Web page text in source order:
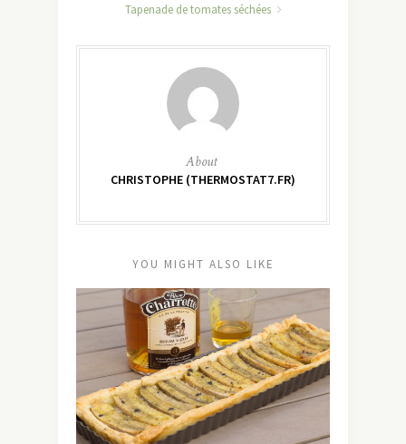
Tapenade de tomates séchées
About
CHRISTOPHE (THERMOSTAT7.FR)
YOU MIGHT ALSO LIKE